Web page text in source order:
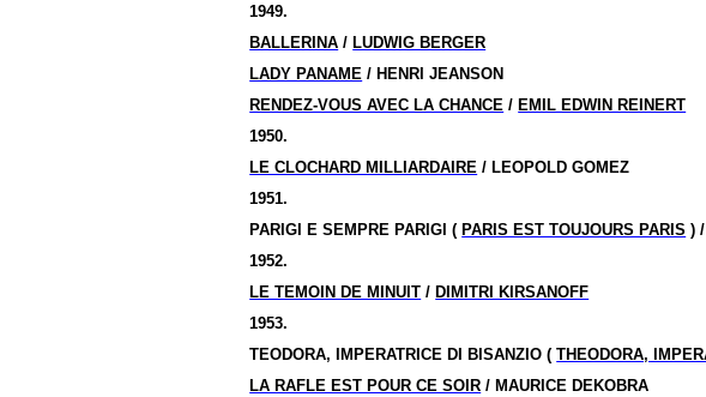
1949.
BALLERINA / LUDWIG BERGER
LADY PANAME / HENRI JEANSON
RENDEZ-VOUS AVEC LA CHANCE / EMIL EDWIN REINERT
1950.
LE CLOCHARD MILLIARDAIRE / LEOPOLD GOMEZ
1951.
PARIGI E SEMPRE PARIGI ( PARIS EST TOUJOURS PARIS ) /
1952.
LE TEMOIN DE MINUIT / DIMITRI KIRSANOFF
1953.
TEODORA, IMPERATRICE DI BISANZIO (THEODORA,
LA RAFLE EST POUR CE SOIR / MAURICE DEKOBRA